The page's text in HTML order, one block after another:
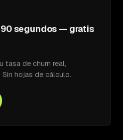
90 segundos — gratis
tasa de churn real,
hojas de cálculo.